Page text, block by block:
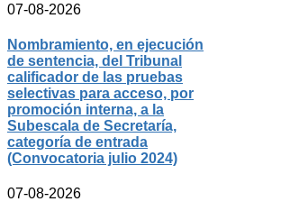
07-08-2026
Nombramiento, en ejecución
de sentencia, del Tribunal
calificador de las pruebas
selectivas para acceso, por
promoción interna, a la
Subescala de Secretaría,
categoría de entrada
(Convocatoria julio 2024)
07-08-2026